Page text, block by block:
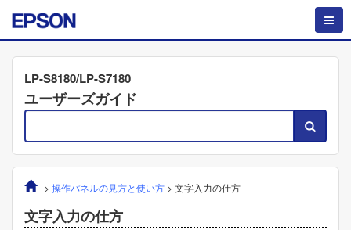
LP-S8180/LP-S7180
ユーザーズガイド
> 操作パネルの見方と使い方> 文字入力の仕方
文字入力の仕方